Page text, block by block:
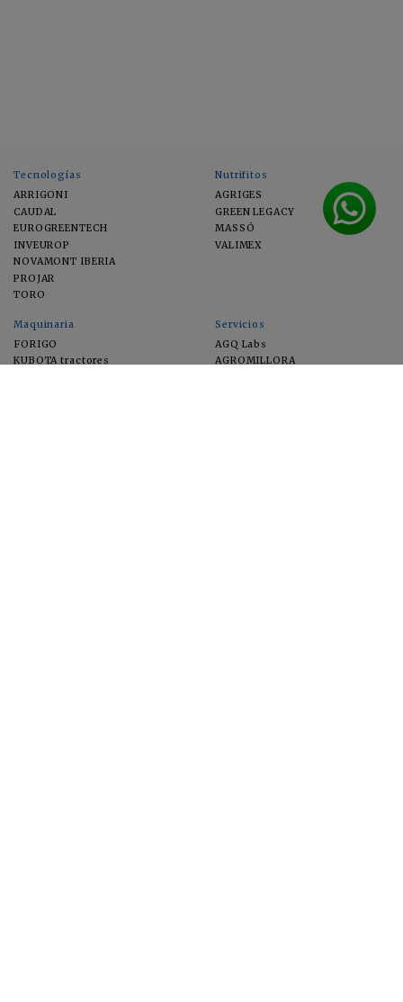
Tecnologías
ARRIGONI
CAUDAL
EUROGREENTECH
INVEUROP
NOVAMONT IBERIA
PROJAR
TORO
Nutrifitos
AGRIGES
GREEN LEGACY
MASSÓ
VALIMEX
Maquinaria
FORIGO
KUBOTA tractores
Servicios
AGQ Labs
AGROMILLORA